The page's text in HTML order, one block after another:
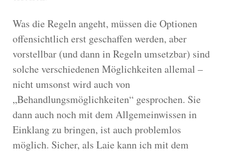
Was die Regeln angeht, müssen die Optionen
offensichtlich erst geschaffen werden, aber
vorstellbar (und dann in Regeln umsetzbar) sind
solche verschiedenen Möglichkeiten allemal –
nicht umsonst wird auch von
„Behandlungsmöglichkeiten“ gesprochen. Sie
dann auch noch mit dem Allgemeinwissen in
Einklang zu bringen, ist auch problemlos
möglich. Sicher, als Laie kann ich mit dem